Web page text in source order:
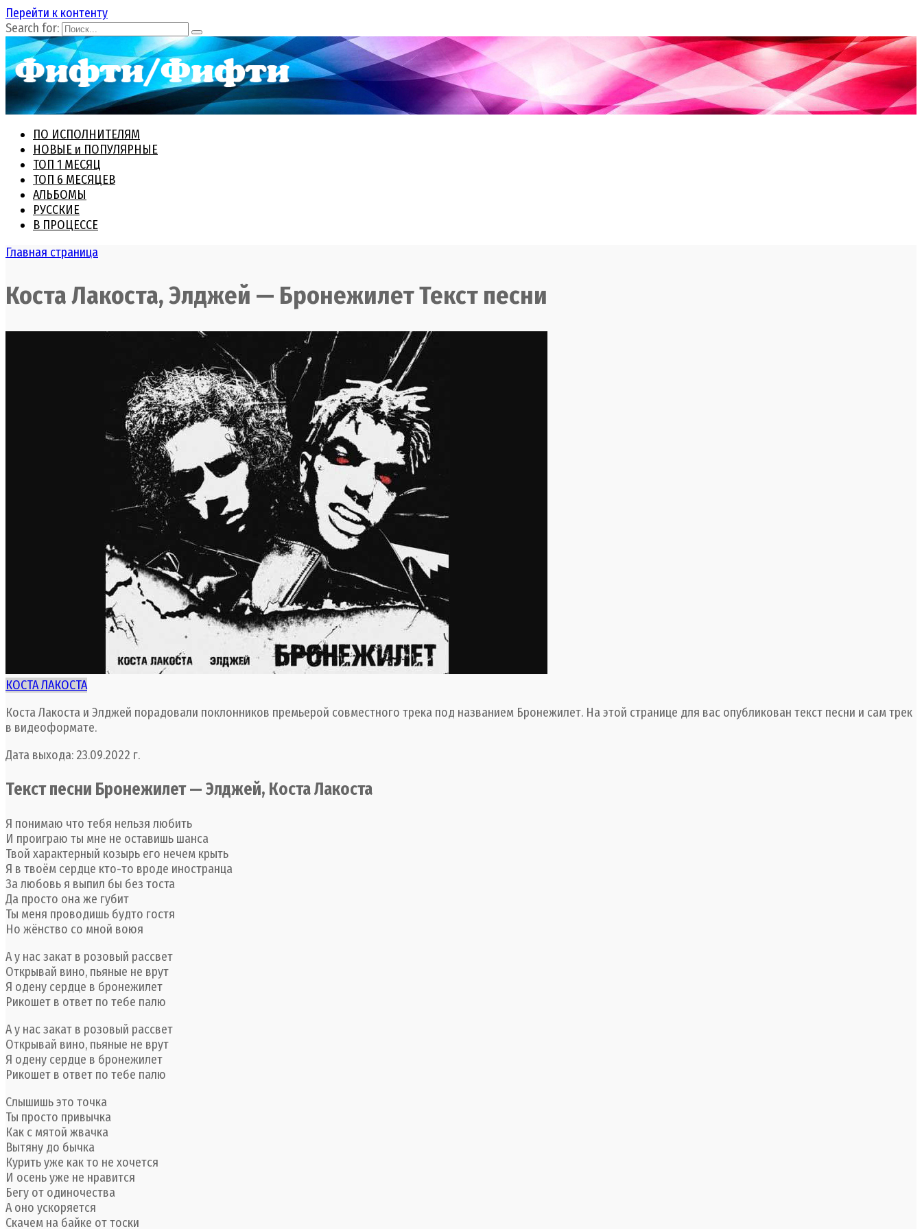
Перейти к контенту
Search for:
ПО ИСПОЛНИТЕЛЯМ
НОВЫЕ и ПОПУЛЯРНЫЕ
ТОП 1 МЕСЯЦ
ТОП 6 МЕСЯЦЕВ
АЛЬБОМЫ
РУССКИЕ
В ПРОЦЕССЕ
Главная страница
Коста Лакоста, Элджей — Бронежилет Текст песни
КОСТА ЛАКОСТА
Коста Лакоста и Элджей порадовали поклонников премьерой совместного трека под названием Бронежилет. На этой странице для вас опубликован текст песни и сам трек
в видеоформате.
Дата выхода: 23.09.2022 г.
Текст песни Бронежилет — Элджей, Коста Лакоста
Я понимаю что тебя нельзя любить
И проиграю ты мне не оставишь шанса
Твой характерный козырь его нечем крыть
Я в твоём сердце кто-то вроде иностранца
За любовь я выпил бы без тоста
Да просто она же губит
Ты меня проводишь будто гостя
Но жёнство со мной воюя
А у нас закат в розовый рассвет
Открывай вино, пьяные не врут
Я одену сердце в бронежилет
Рикошет в ответ по тебе палю
А у нас закат в розовый рассвет
Открывай вино, пьяные не врут
Я одену сердце в бронежилет
Рикошет в ответ по тебе палю
Слышишь это точка
Ты просто привычка
Как с мятой жвачка
Вытяну до бычка
Курить уже как то не хочется
И осень уже не нравится
Бегу от одиночества
А оно ускоряется
Скачем на байке от тоски